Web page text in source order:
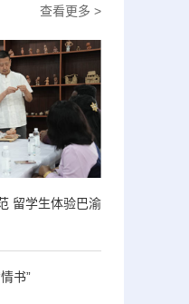
查看更多 >
留学生体验巴渝
书”